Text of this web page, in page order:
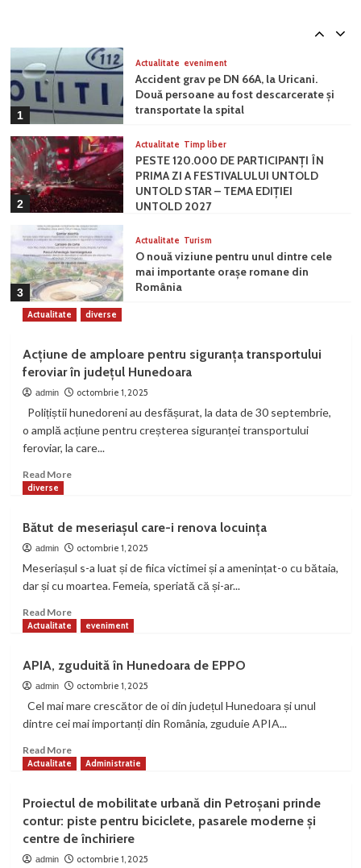
1
Actualitate eveniment
Accident grav pe DN 66A, la Uricani.
Două persoane au fost descarcerate și
transportate la spital
2
Actualitate Timp liber
PESTE 120.000 DE PARTICIPANȚI ÎN
PRIMA ZI A FESTIVALULUI UNTOLD
UNTOLD STAR – TEMA EDIȚIEI
UNTOLD 2027
3
Actualitate Turism
O nouă viziune pentru unul dintre cele
mai importante orașe romane din
România
„Minerii sunt eroi, nu masă de
manevră”
Actualitate invatamant
Bătălie de peste 5 milioane de lei la
Accident grav pe DN 66A, la Uricani.
Două persoane au fost descarcerate și
transportate la spital
Actualitate Timp liber
Actualitate
O nouă viziune pentru unul dintre cele
mai importante orașe romane din
România
Actualitate
„Minerii sunt eroi, nu masă de
manevră”
Actualitate
Actualitate diverse
Acțiune de amploare pentru siguranța transportului
feroviar în județul Hunedoara
admin octombrie 1, 2025
Polițiștii hunedoreni au desfășurat, la data de 30 septembrie,
o amplă acțiune pentru creșterea siguranței transportului
feroviar, la care...
Read MoreRead
de
amploare
pentru
feroviar
în
diverse
Bătut de meseriașul care-i renova locuința
admin octombrie 1, 2025
Meseriașul s-a luat și de fiica victimei și a amenințat-o cu bătaia,
dar și cu moartea. Femeia, speriată că și-ar...
Read MoreRead
more
de
meseriașul
care-
locuința
Actualitate eveniment
APIA, zguduită în Hunedoara de EPPO
admin octombrie 1, 2025
Cel mai mare crescător de oi din județul Hunedoara și unul
dintre cei mai importanți din România, zguduie APIA...
Read MoreRead
more
zguduită
în
Hunedoara
de
Actualitate Administratie
Proiectul de mobilitate urbană din Petroșani prinde
contur: piste pentru biciclete, pasarele moderne și
centre de închiriere
admin octombrie 1, 2025